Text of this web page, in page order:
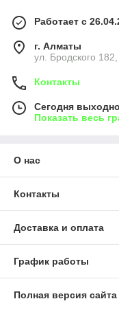
Работает с
г. Алматы
ул. Бродского
Контакты
Сегодня
Показать весь
О нас
Контакты
Доставка и оплата
График работы
Полная версия сайта